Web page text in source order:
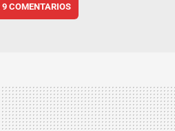
9 COMENTARIOS